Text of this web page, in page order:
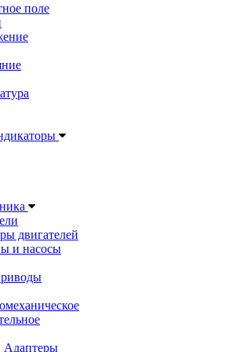
поле
двигателей
и насосы
Адаптеры